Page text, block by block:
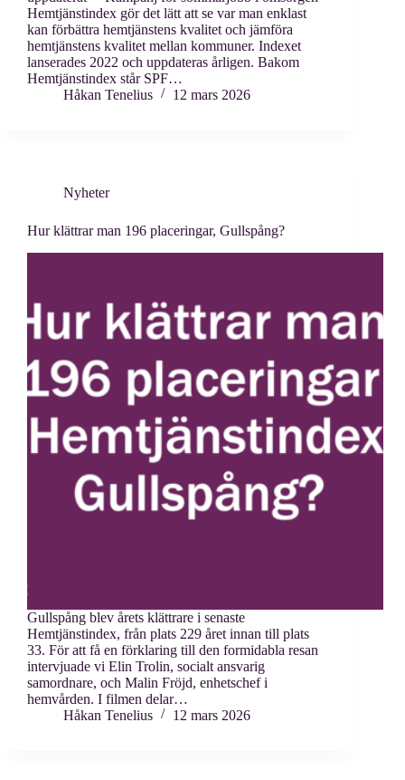
Hemtjänstindex gör det lätt att se var man enklast
kan förbättra hemtjänstens kvalitet och jämföra
hemtjänstens kvalitet mellan kommuner. Indexet
lanserades 2022 och uppdateras årligen. Bakom
Hemtjänstindex står SPF…
Håkan Tenelius
12 mars 2026
Nyheter
Hur klättrar man 196 placeringar, Gullspång?
Gullspång blev årets klättrare i senaste
Hemtjänstindex, från plats 229 året innan till plats
33. För att få en förklaring till den formidabla resan
intervjuade vi Elin Trolin, socialt ansvarig
samordnare, och Malin Fröjd, enhetschef i
hemvården. I filmen delar…
Håkan Tenelius
12 mars 2026